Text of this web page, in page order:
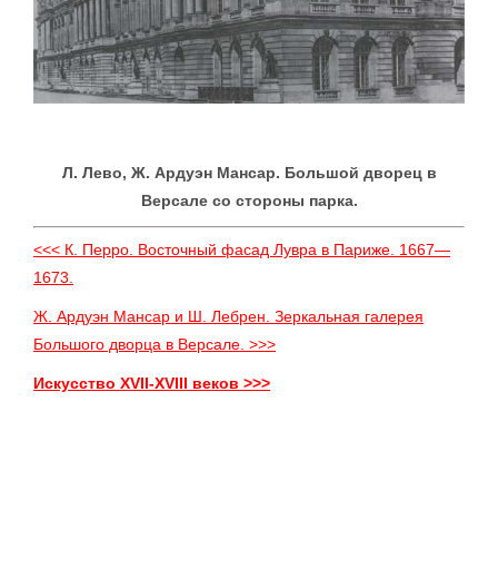
Л. Лево, Ж. Ардуэн Мансар. Большой дворец в
Версале со стороны парка.
<<< К. Перро. Восточный фасад Лувра в Париже. 1667—
1673.
Ж. Ардуэн Мансар и Ш. Лебрен. Зеркальная галерея
Большого дворца в Версале. >>>
Искусство XVII-XVIII веков >>>